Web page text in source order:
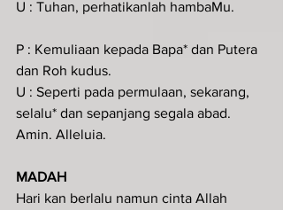
U : Tuhan, perhatikanlah hambaMu.
P : Kemuliaan kepada Bapa* dan Putera
dan Roh kudus.
U : Seperti pada permulaan, sekarang,
selalu* dan sepanjang segala abad.
Amin. Alleluia.
MADAH
Hari kan berlalu namun cinta Allah